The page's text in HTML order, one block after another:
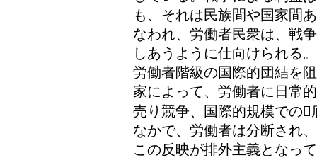
も、それは民族間や国家間
なわれ、労働者民衆は、戦
しあうように仕向けられる
労働者階級の国際的団結を
家によって、労働者に日常
売り競争、国際的規模での
なかで、労働者は分断され
この反映が排外主義となっ